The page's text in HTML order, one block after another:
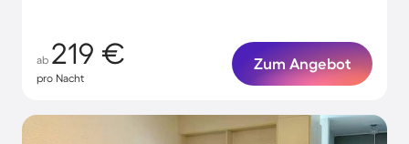
ab 219 €
pro Nacht
Zum Angebot